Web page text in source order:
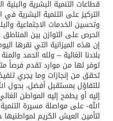
قطاعات التنمية البشرية
التركيز على التنمية البشرية
وتحسين الخدمات الاجتماعية
الحرص على التوازن بين
إن هذه الميزانية التي نقرها
بلادنا الغالية – ولله الحمد
توفر لها من موارد تقدم فرصاً
تحقق من إنجازات وما يجري
للتفاؤل بمستقبل أفضل، بحول
إليه أو يطمح إليه المواطن
الله- على مواصلة مسيرة
لتأمين العيش الكريم لمواطنيها